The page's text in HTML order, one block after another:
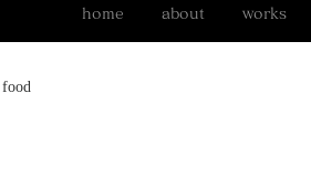
home about works
food